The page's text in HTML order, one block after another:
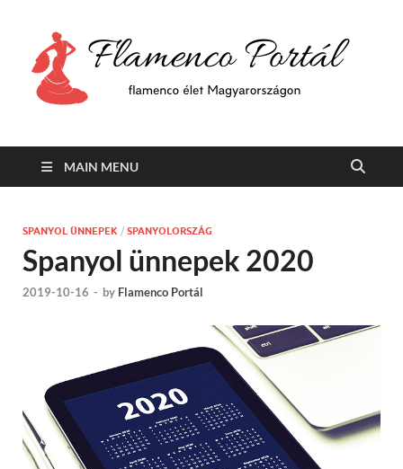
MAIN MENU
SPANYOL ÜNNEPEK / SPANYOLORSZÁG
Spanyol ünnepek 2020
2019-10-16 - by Flamenco Portál